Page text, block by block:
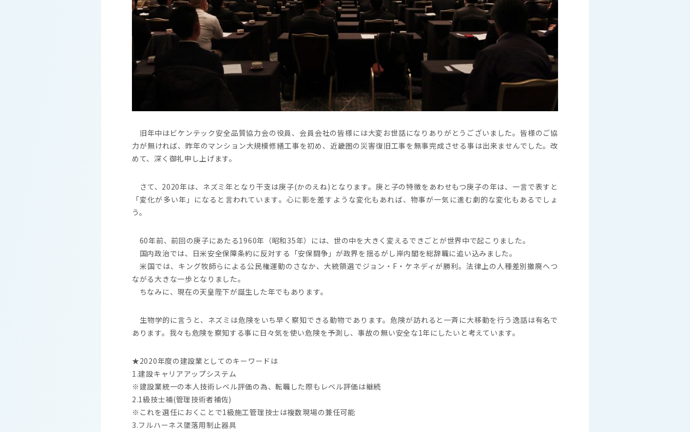
旧年中はビケンテック安全品質協力会の役員、会員会社の皆様には大変お世話になりありがとうございました。皆様のご協
力が無ければ、昨年のマンション大規模修繕工事を初め、近畿圏の災害復旧工事を無事完成させる事は出来ませんでした。改
めて、深く御礼申し上げます。
さて、2020年は、ネズミ年となり干支は庚子(かのえね)となります。庚と子の特徴をあわせもつ庚子の年は、一言で表すと
「変化が多い年」になると言われています。心に影を差すような変化もあれば、物事が一気に進む劇的な変化もあるでしょ
う。
60年前、前回の庚子にあたる1960年（昭和35年）には、世の中を大きく変えるできごとが世界中で起こりました。
国内政治では、日米安全保障条約に反対する「安保闘争」が政界を揺るがし岸内閣を総辞職に追い込みました。
米国では、キング牧師らによる公民権運動のさなか、大統領選でジョン・F・ケネディが勝利。法律上の人種差別撤廃へつ
ながる大きな一歩となりました。
ちなみに、現在の天皇陛下が誕生した年でもあります。
生物学的に言うと、ネズミは危険をいち早く察知できる動物であります。危険が訪れると一斉に大移動を行う逸話は有名で
あります。我々も危険を察知する事に日々気を使い危険を予測し、事故の無い安全な1年にしたいと考えています。
★2020年度の建設業としてのキーワードは
1.建設キャリアアップシステム
※建設業統一の本人技術レベル評価の為、転職した際もレベル評価は継続
2.1級技士補(管理技術者補佐)
※これを選任におくことで1級施工管理技士は複数現場の兼任可能
3.フルハーネス墜落用制止器具